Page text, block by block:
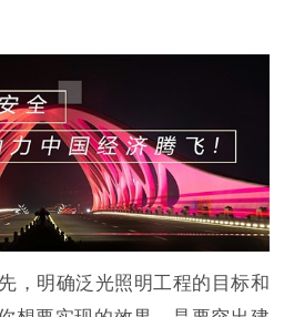
，明确泛光照明工程的目标和